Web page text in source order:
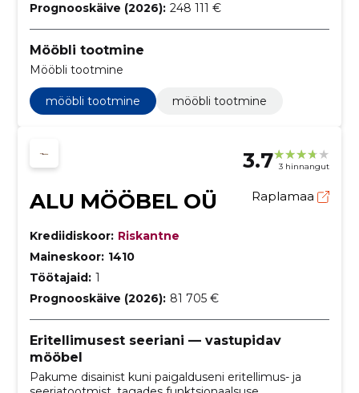
Prognooskäive (2026): 248 111 €
Mööbli tootmine
Mööbli tootmine
mööbli tootmine mööbli tootmine
3.7 3 hinnangut
ALU MÖÖBEL OÜ Raplamaa
Krediidiskoor: Riskantne
Maineskoor: 1410
Töötajaid: 1
Prognooskäive (2026): 81 705 €
Eritellimusest seeriani — vastupidav
mööbel
Pakume disainist kuni paigalduseni eritellimus- ja